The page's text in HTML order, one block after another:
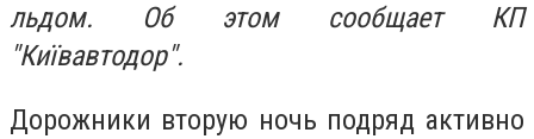
льдом. Об этом сообщает КП
"Київавтодор".
Дорожники вторую ночь подряд активно